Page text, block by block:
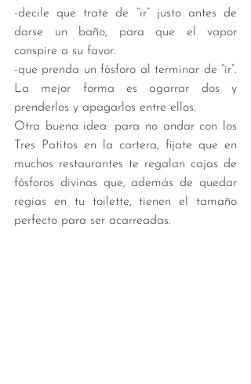
-decile que trate de “ir” justo antes de
darse un baño, para que el vapor
conspire a su favor.
-que prenda un fósforo al terminar de “ir”.
La mejor forma es agarrar dos y
prenderlos y apagarlos entre ellos.
Otra buena idea: para no andar con los
Tres Patitos en la cartera, fijate que en
muchos restaurantes te regalan cajas de
fósforos divinas que, además de quedar
regias en tu toilette, tienen el tamaño
perfecto para ser acarreadas.